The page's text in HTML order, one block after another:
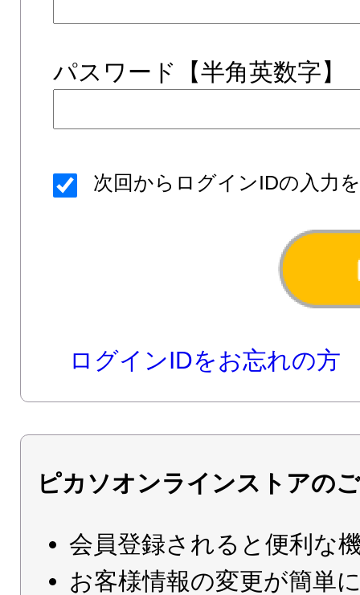
パスワード【半角英数字】
次回からログインIDの入力
ログインIDをお忘れの方
ピカソオンラインストアの
会員登録されると便利な
お客様情報の変更が簡単